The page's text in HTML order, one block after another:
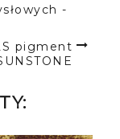
-
pigment